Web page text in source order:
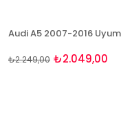
₺2.049,00
₺2.249,00